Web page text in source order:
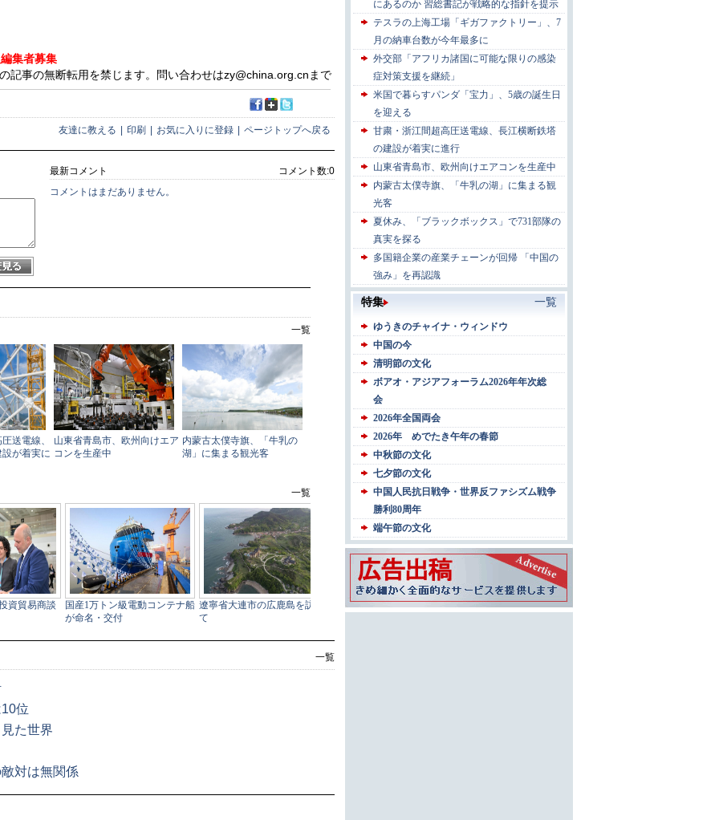
集者募集
記事の無断転用を禁じます。問い合わせはzy@china.org.cnまで
友達に教える 印刷 お気に入りに登録 ページトップへ戻る
コメント数:0
最新コメント
コメントはまだありません。
一覧
位
た世界
対は無関係